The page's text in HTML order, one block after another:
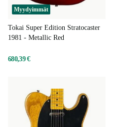
Myydyimmät
Tokai Super Edition Stratocaster
1981 - Metallic Red
680,39 €